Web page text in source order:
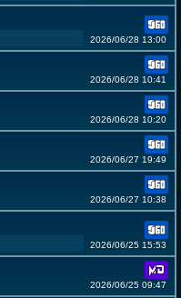
2026/06/28 13:00
2026/06/28 10:41
2026/06/28 10:20
2026/06/27 19:49
2026/06/27 10:38
2026/06/25 15:53
2026/06/25 09:47